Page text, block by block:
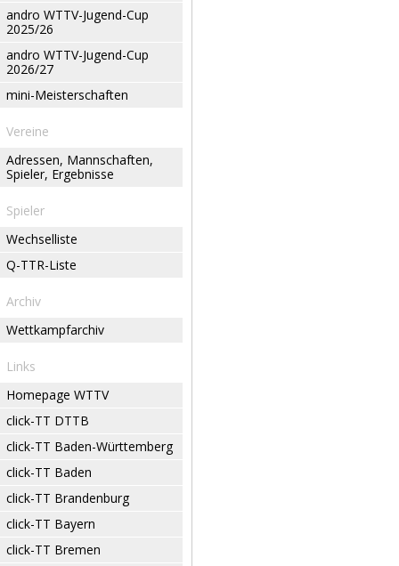
andro WTTV-Jugend-Cup
2025/26
andro WTTV-Jugend-Cup
2026/27
mini-Meisterschaften
Vereine
Adressen, Mannschaften,
Spieler, Ergebnisse
Spieler
Wechselliste
Q-TTR-Liste
Archiv
Wettkampfarchiv
Links
Homepage WTTV
click-TT DTTB
click-TT Baden-Württemberg
click-TT Baden
click-TT Brandenburg
click-TT Bayern
click-TT Bremen